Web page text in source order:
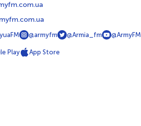
@armyfm @Armia_fm @ArmyFM
Play App Store